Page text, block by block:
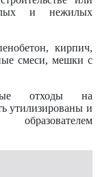
и нежилых
кирпич,
смеси, мешки с
отходы на
утилизированы и